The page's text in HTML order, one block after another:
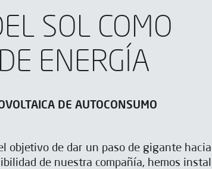
SOL COMO
ENERGÍA
DE AUTOCONSUMO
objetivo de dar un paso de gigante
de nuestra compañía, hemos